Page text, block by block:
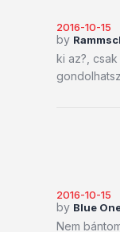
2016-10-15
by
ki az?,
2016-10-15
by Blue
Nem